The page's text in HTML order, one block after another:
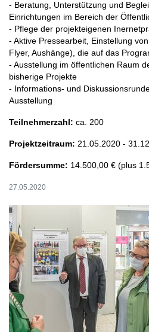
- Beratung, Unterstützung und
Einrichtungen im Bereich der
- Pflege der projekteigenen
- Aktive Pressearbeit, Einstellung
Flyer, Aushänge), die auf das
- Ausstellung im öffentlichen Raum
bisherige Projekte
- Informations- und
Ausstellung
Teilnehmerzahl: ca. 200
Projektzeitraum: 21.05.2020 -
Fördersumme: 14.500,00 € (plus
27.05.2020